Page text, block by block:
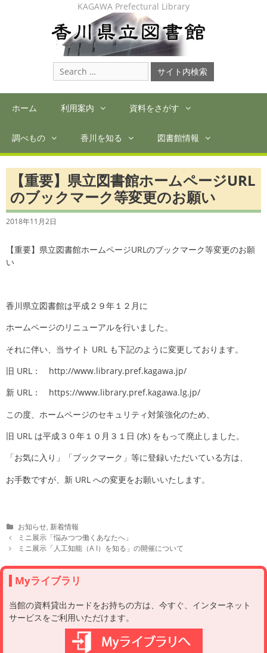
KAGAWA Prefectural Library
Search
for:
ホーム 利用案内 資料をさがす
調べもの 香川を知る 図書館情報
【重要】県立図書館ホームページURL
のブックマーク等変更のお願い
2018年11月2日
【重要】県立図書館ホームページURLのブックマーク等変更のお願
い
香川県立図書館は平成２９年１２月に
ホームページのリニューアルを行いました。
それに伴い、当サイト URL も下記のように変更しております。
旧 URL： http://www.library.pref.kagawa.jp/
新 URL： https://www.library.pref.kagawa.lg.jp/
この度、ホームページのセキュリティ対策強化のため、
旧 URL は平成３０年１０月３１日 (水) をもって廃止しました。
「お気に入り」「ブックマーク」等に登録いただいている方は、
お手数ですが、新 URL への変更をお願いいたします。
C
a
t
g
o
r
e
s
お知らせ 新着情報
P
o
t
n
a
g
ミニ展示「悩みつつ働くあなたへ」
ミニ展示「人工知能（A I）を知る」の開催について
Myライブラリ
当館の資料貸出カードをお持ちの方は、今すぐ、インターネット
サービスをご利用いただけます。